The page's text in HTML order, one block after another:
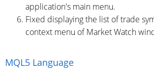
application's main menu.
Fixed displaying the list of trade
context menu of Market Watch
MQL5 Language